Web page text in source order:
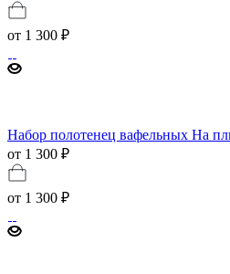
от 1 300 ₽
Набор полотенец вафельных На
от 1 300 ₽
от 1 300 ₽